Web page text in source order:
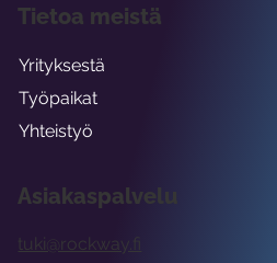
Asiakaspalvelu
tuki@rockway.fi
Tietoa meistä
Yrityksestä
Työpaikat
Yhteistyö